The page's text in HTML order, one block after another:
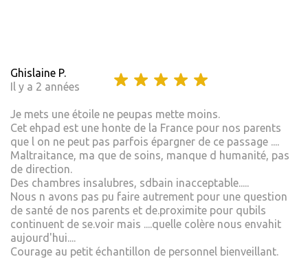
Ghislaine P.
Il y a 2 années
Je mets une étoile ne peupas mette moins.
Cet ehpad est une honte de la France pour nos parents
que l on ne peut pas parfois épargner de ce passage ....
Maltraitance, ma que de soins, manque d humanité, pas
de direction.
Des chambres insalubres, sdbain inacceptable.....
Nous n avons pas pu faire autrement pour une question
de santé de nos parents et de.proximite pour qubils
continuent de se.voir mais ....quelle colère nous envahit
aujourd'hui....
Courage au petit échantillon de personnel bienveillant.